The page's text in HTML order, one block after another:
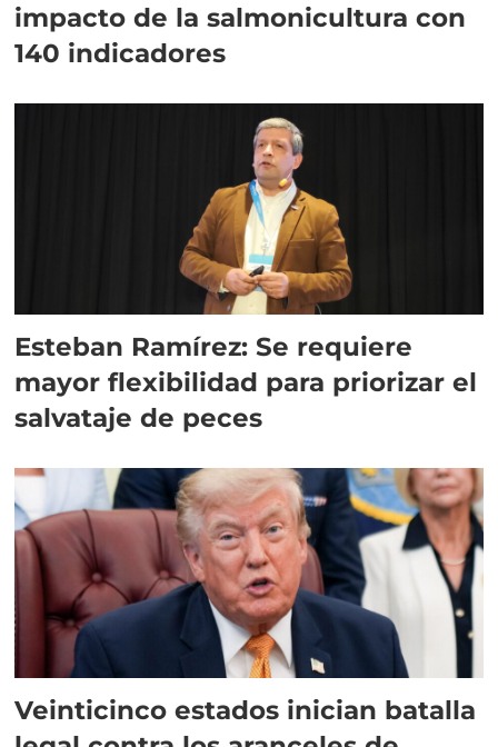
impacto de la salmonicultura con
140 indicadores
Esteban Ramírez: Se requiere
mayor flexibilidad para priorizar el
salvataje de peces
Veinticinco estados inician batalla